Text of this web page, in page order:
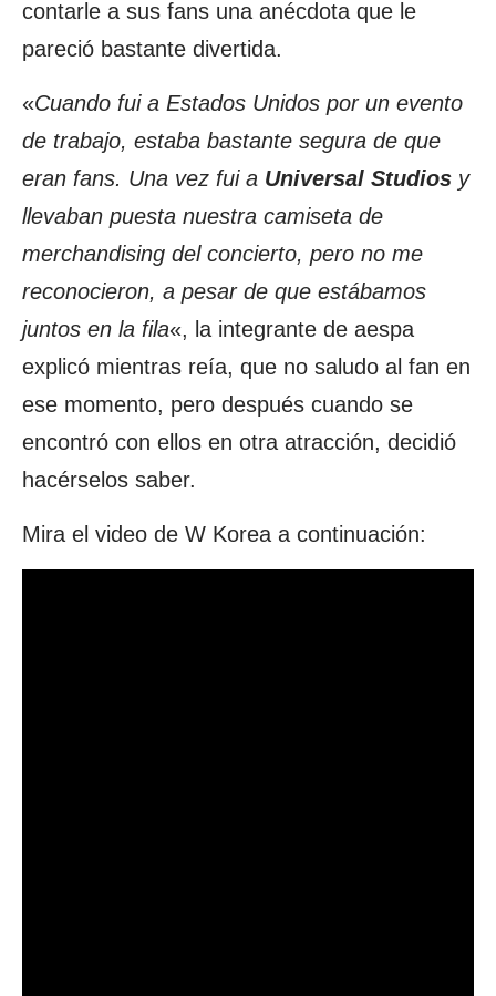
contarle a sus fans una anécdota que le
pareció bastante divertida.
«Cuando fui a Estados Unidos por un evento
de trabajo, estaba bastante segura de que
eran fans. Una vez fui a Universal Studios y
llevaban puesta nuestra camiseta de
merchandising del concierto, pero no me
reconocieron, a pesar de que estábamos
juntos en la fila«, la integrante de aespa
explicó mientras reía, que no saludo al fan en
ese momento, pero después cuando se
encontró con ellos en otra atracción, decidió
hacérselos saber.
Mira el video de W Korea a continuación: